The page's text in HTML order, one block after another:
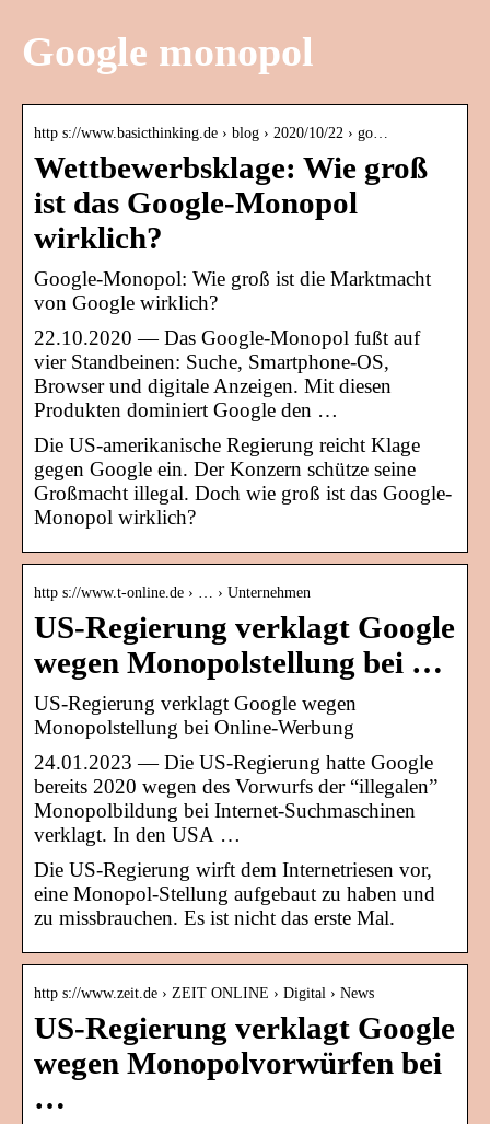
Google monopol
http s://www.basicthinking.de › blog › 2020/10/22 › go…
Wettbewerbsklage: Wie groß
ist das Google-Monopol
wirklich?
Google-Monopol: Wie groß ist die Marktmacht
von Google wirklich?
22.10.2020 — Das Google-Monopol fußt auf
vier Standbeinen: Suche, Smartphone-OS,
Browser und digitale Anzeigen. Mit diesen
Produkten dominiert Google den …
Die US-amerikanische Regierung reicht Klage
gegen Google ein. Der Konzern schütze seine
Großmacht illegal. Doch wie groß ist das Google-
Monopol wirklich?
http s://www.t-online.de › … › Unternehmen
US-Regierung verklagt Google
wegen Monopolstellung bei …
US-Regierung verklagt Google wegen
Monopolstellung bei Online-Werbung
24.01.2023 — Die US-Regierung hatte Google
bereits 2020 wegen des Vorwurfs der “illegalen”
Monopolbildung bei Internet-Suchmaschinen
verklagt. In den USA …
Die US-Regierung wirft dem Internetriesen vor,
eine Monopol-Stellung aufgebaut zu haben und
zu missbrauchen. Es ist nicht das erste Mal.
http s://www.zeit.de › ZEIT ONLINE › Digital › News
US-Regierung verklagt Google
wegen Monopolvorwürfen bei
…